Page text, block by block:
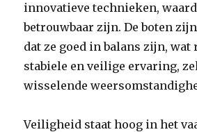
innovatieve technieken,
betrouwbaar zijn. De boten
dat ze goed in balans zijn,
stabiele en veilige ervaring,
wisselende
Veiligheid staat hoog in het